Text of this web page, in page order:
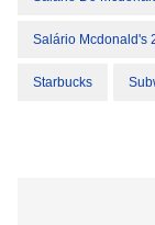
Salário Mcdonald's
Starbucks